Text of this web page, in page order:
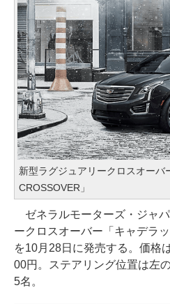
新型ラグジュアリークロスオーバ
CROSSOVER」
ゼネラルモーターズ・ジャ
ークロスオーバー「キャデラ
を10月28日に発売する。価格
00円。ステアリング位置は左
5名。